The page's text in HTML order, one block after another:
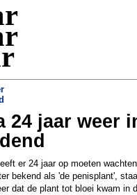
pensioen ontslagen wegens
»
24 jaar weer
er 24 jaar op moeten
bekend als 'de penisplant',
dat de plant tot bloei kwam in